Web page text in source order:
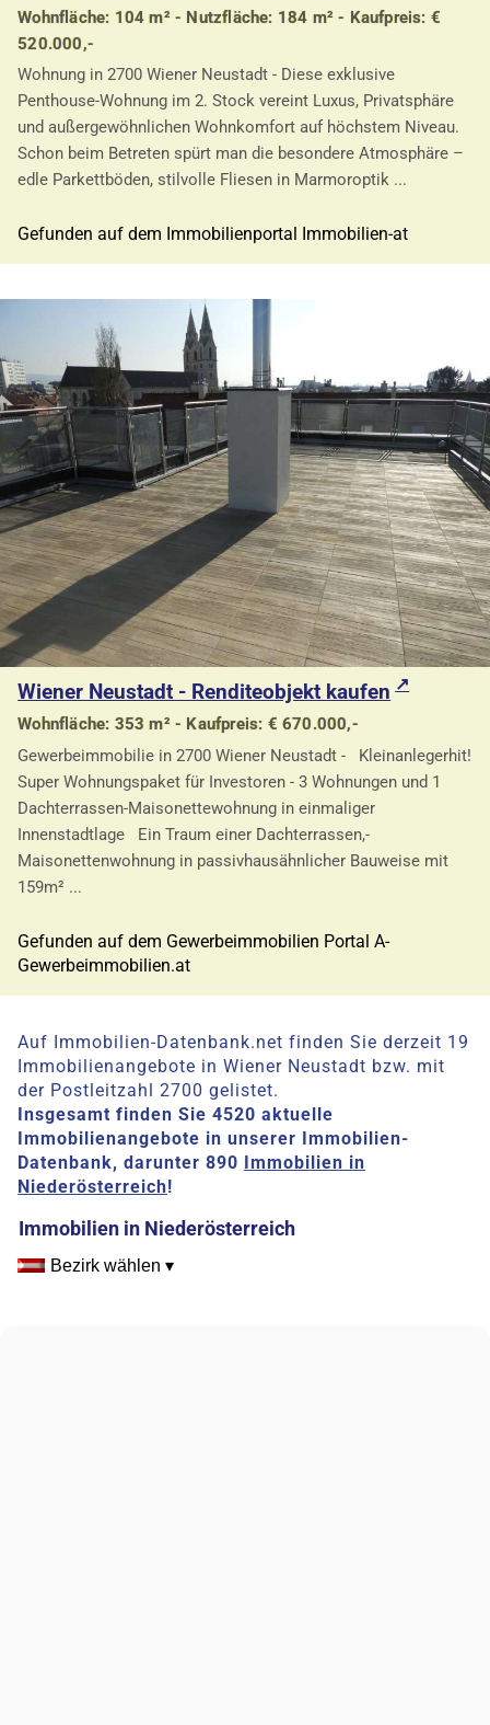
Wohnfläche: 104 m² - Nutzfläche: 184 m² - Kaufpreis: €
520.000,-
Wohnung in 2700 Wiener Neustadt - Diese exklusive
Penthouse-Wohnung im 2. Stock vereint Luxus, Privatsphäre
und außergewöhnlichen Wohnkomfort auf höchstem Niveau.
Schon beim Betreten spürt man die besondere Atmosphäre –
edle Parkettböden, stilvolle Fliesen in Marmoroptik ...
Gefunden auf dem Immobilienportal Immobilien-at
Wiener Neustadt - Renditeobjekt kaufen
Wohnfläche: 353 m² - Kaufpreis: € 670.000,-
Gewerbeimmobilie in 2700 Wiener Neustadt - Kleinanlegerhit!
Super Wohnungspaket für Investoren - 3 Wohnungen und 1
Dachterrassen-Maisonettewohnung in einmaliger
Innenstadtlage Ein Traum einer Dachterrassen,-
Maisonettenwohnung in passivhausähnlicher Bauweise mit
159m² ...
Gefunden auf dem Gewerbeimmobilien Portal A-
Gewerbeimmobilien.at
Auf Immobilien-Datenbank.net finden Sie derzeit 19
Immobilienangebote in Wiener Neustadt bzw. mit
der Postleitzahl 2700 gelistet.
Insgesamt finden Sie 4520 aktuelle
Immobilienangebote in unserer Immobilien-
Datenbank, darunter 890 Immobilien in
Niederösterreich!
Immobilien in Niederösterreich
Bezirk wählen ▾